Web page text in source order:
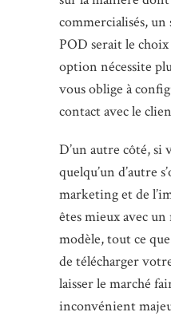
commercialisés, un
POD serait le
option nécessite
vous oblige à
contact avec le
D’un autre côté, si
quelqu’un d’autre
marketing et de
êtes mieux avec
modèle, tout ce
de télécharger
laisser le marché
inconvénient